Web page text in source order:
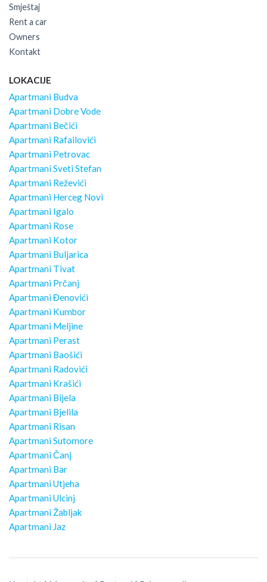
Smještaj
Rent a car
Owners
Kontakt
LOKACIJE
Apartmani Budva
Apartmani Dobre Vode
Apartmani Bečići
Apartmani Rafailovići
Apartmani Petrovac
Apartmani Sveti Stefan
Apartmani Reževići
Apartmani Herceg Novi
Apartmani Igalo
Apartmani Rose
Apartmani Kotor
Apartmani Buljarica
Apartmani Tivat
Apartmani Prčanj
Apartmani Đenovići
Apartmani Kumbor
Apartmani Meljine
Apartmani Perast
Apartmani Baošići
Apartmani Radovići
Apartmani Krašići
Apartmani Bijela
Apartmani Bjelila
Apartmani Risan
Apartmani Sutomore
Apartmani Čanj
Apartmani Bar
Apartmani Utjeha
Apartmani Ulcinj
Apartmani Žabljak
Apartmani Jaz